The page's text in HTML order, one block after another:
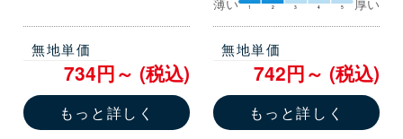
無地単価
734円～ (税込)
もっと詳しく
1 2 3 4 5
無地単価
742円～ (税込)
もっと詳しく